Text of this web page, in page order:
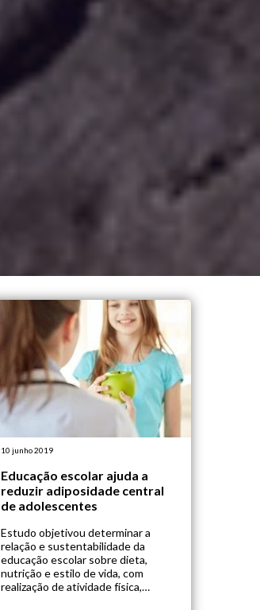
10 junho 2019
Educação escolar ajuda a
reduzir adiposidade central
de adolescentes
Estudo objetivou determinar a
relação e sustentabilidade da
educação escolar sobre dieta,
nutrição e estilo de vida, com
realização de atividade física,